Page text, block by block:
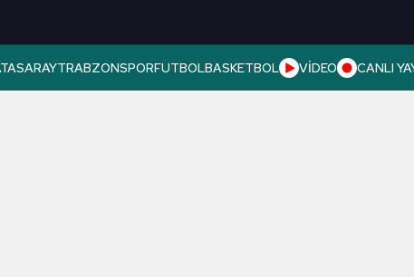
TRABZONSPORFUTBOLBASKETBOL VİDEO CANLI